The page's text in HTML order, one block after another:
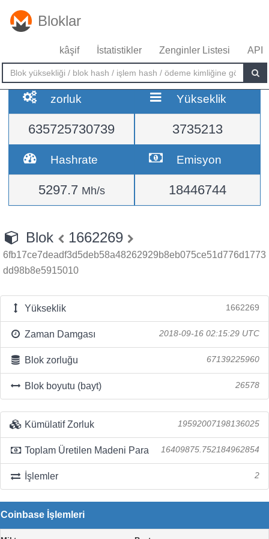
Bloklar
kâşif İstatistikler Zenginler Listesi API
zorluk
635725730739
Yükseklik
3735213
Hashrate
5297.7 Mh/s
Emisyon
18446744
Blok 1662269
6fb17ce7deadf3d5deb58a48262929b8eb075ce51d776d1773
dd98b8e5915010
Yükseklik 1662269
Zaman Damgası 2018-09-16 02:15:29 UTC
Blok zorluğu 67139225960
Blok boyutu (bayt) 26578
Kümülatif Zorluk 19592007198136025
Toplam Üretilen Madeni Para 16409875.752184962854
İşlemler 2
Coinbase İşlemleri